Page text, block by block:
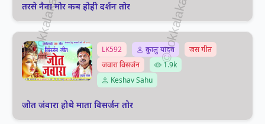
तरसे नैना मोर कब होही दर्शन तोर
LK592 दुकालु यादव
जस गीत
जवारा विसर्जन
1.9k
Keshav Sahu
जोत जंवारा होथे माता विसर्जन तोर